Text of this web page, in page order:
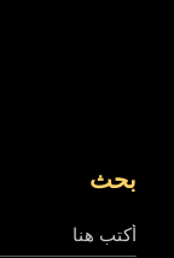
بحث